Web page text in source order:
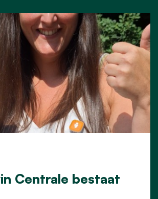
Centrale bestaat